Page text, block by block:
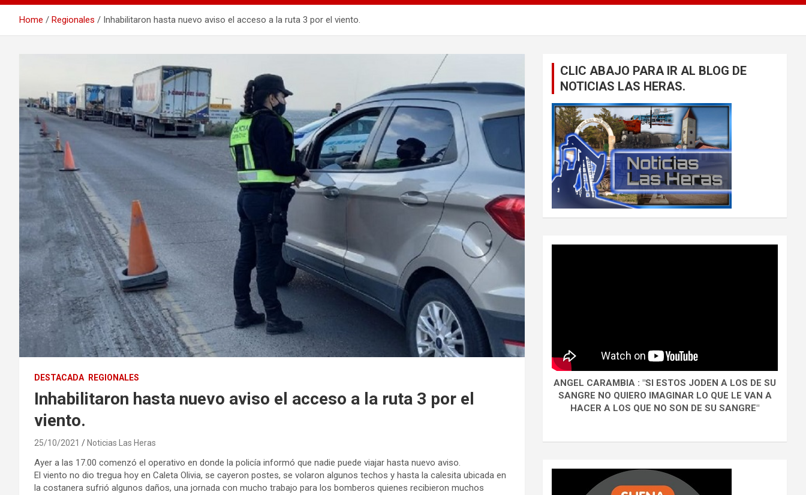
Home Regionales Inhabilitaron hasta nuevo aviso el acceso a la ruta 3 por el viento.
DESTACADA REGIONALES
Inhabilitaron hasta nuevo aviso el acceso a la ruta 3 por el
viento.
25/10/2021 Noticias Las Heras
Ayer a las 17.00 comenzó el operativo en donde la policía informó que nadie puede viajar hasta nuevo aviso.
El viento no dio tregua hoy en Caleta Olivia, se cayeron postes, se volaron algunos techos y hasta la calesita ubicada en
la costanera sufrió algunos daños, una jornada con mucho trabajo para los bomberos quienes recibieron muchos
CLIC ABAJO PARA IR AL BLOG DE
NOTICIAS LAS HERAS.
ANGEL CARAMBIA : "SI ESTOS JODEN A LOS DE SU
SANGRE NO QUIERO IMAGINAR LO QUE LE VAN A
HACER A LOS QUE NO SON DE SU SANGRE"